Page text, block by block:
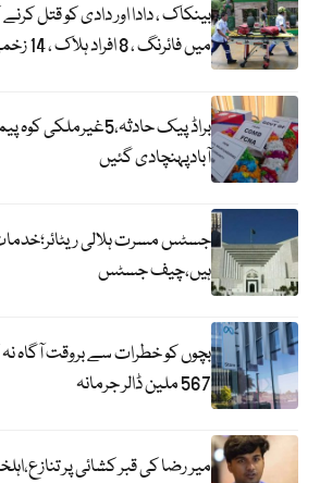
بینکاک ، دادا اور دادی کو قتل
میں فائرنگ ، 8 افراد ہلاک ، 14 زخمی
براڈ پیک
آبادپہنچادی گئیں
جسٹس مسرت ہلالی
ہیں،چیف جسٹس
بچوں کو خطرات سے بروقت آگاہ نہ
567 ملین ڈالر جرمانہ
میر رضا کی قبر کشائی پر